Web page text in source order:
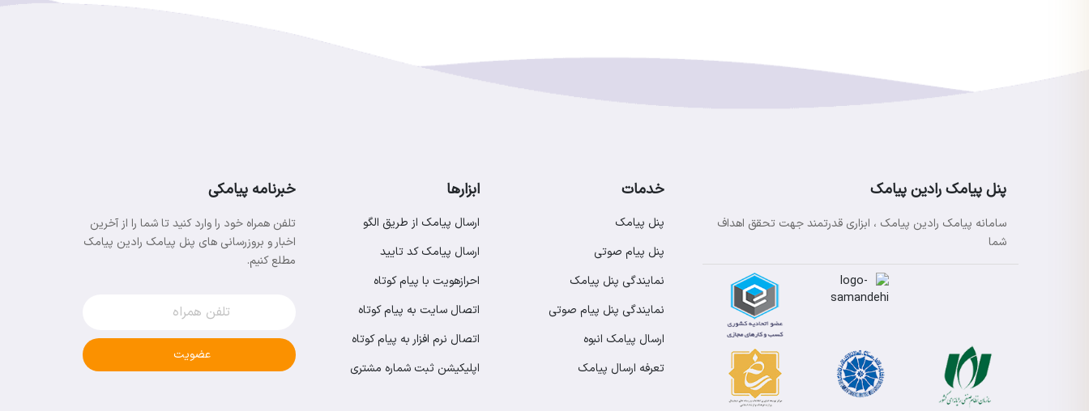
پنل پیامک رادین پیامک
سامانه پیامک رادین پیامک ، ابزاری قدرتمند جهت تحقق اهداف
شما
خدمات
پنل پیامک
پنل پیام صوتی
نمایندگی پنل پیامک
نمایندگی پنل پیام صوتی
ارسال پیامک انبوه
تعرفه ارسال پیامک
ابزارها
ارسال پیامک از طریق الگو
ارسال پیامک کد تایید
احرازهویت با پیام کوتاه
اتصال سایت به پیام کوتاه
اتصال نرم افزار به پیام کوتاه
اپلیکیشن ثبت شماره مشتری
خبرنامه پیامکی
تلفن همراه خود را وارد کنید تا شما را از آخرین
اخبار و بروزرسانی های پنل پیامک رادین پیامک
مطلع کنیم.
عضویت